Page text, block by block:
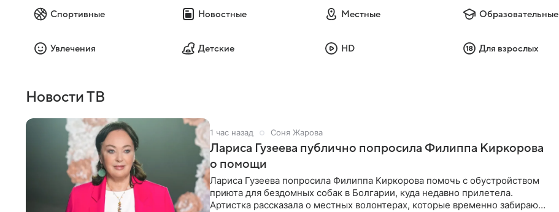
Спортивные Новостные Местные Образовательные
Увлечения Детские HD Для взрослых
Новости ТВ
1 час назад Соня Жарова
Лариса Гузеева публично попросила Филиппа Киркорова
о помощи
Лариса Гузеева попросила Филиппа Киркорова помочь с обустройством
приюта для бездомных собак в Болгарии, куда недавно прилетела.
Артистка рассказала о местных волонтерах, которые временно забирают